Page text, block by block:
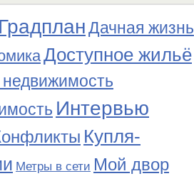
ГрадпланДачная жизнь
Доступное жильё
недвижимость
Интервью
Купля-
Метры в сети Мой двор